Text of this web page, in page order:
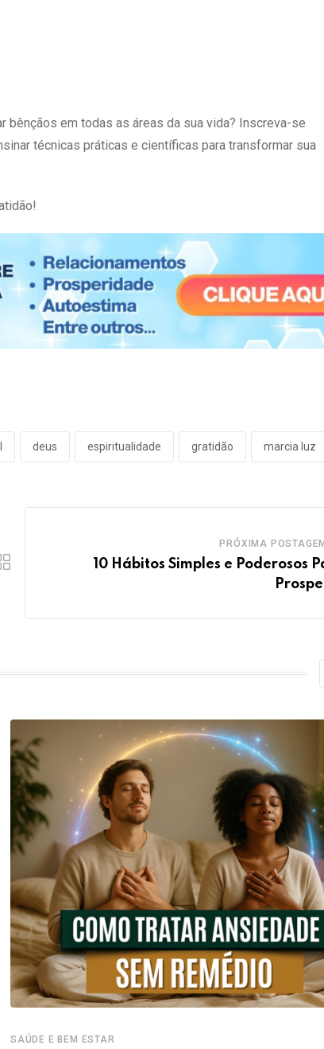
bênçãos em todas as áreas da sua vida? Inscreva-se
técnicas práticas e científicas para transformar sua
deus espiritualidade gratidão marcia luz
PRÓXIMA
10 Hábitos Simples e Poderosos
SAÚDE E BEM ESTAR